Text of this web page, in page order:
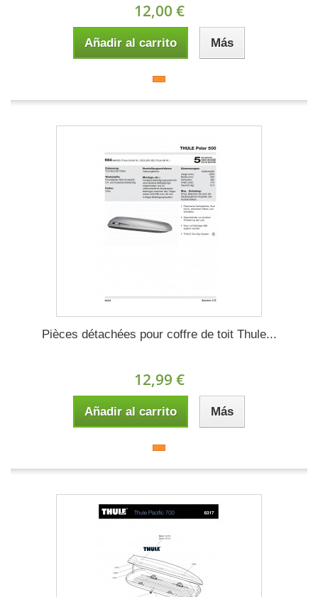
12,00 €
Añadir al carrito Más
Pièces détachées pour coffre de toit Thule...
12,99 €
Añadir al carrito Más